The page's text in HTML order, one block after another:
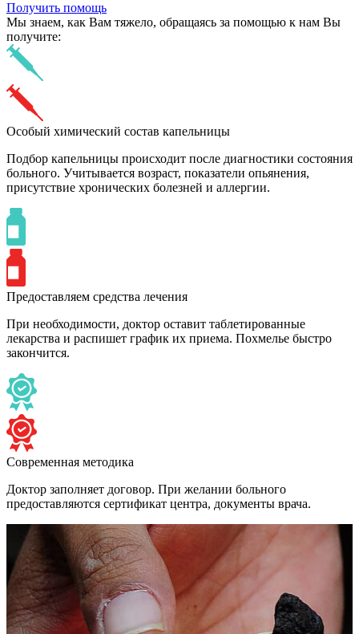
Получить помощь
Мы знаем, как Вам тяжело, обращаясь за помощью к нам Вы
получите:
Особый химический состав капельницы
Подбор капельницы происходит после диагностики состояния
больного. Учитывается возраст, показатели опьянения,
присутствие хронических болезней и аллергии.
Предоставляем средства лечения
При необходимости, доктор оставит таблетированные
лекарства и распишет график их приема. Похмелье быстро
закончится.
Современная методика
Доктор заполняет договор. При желании больного
предоставляются сертификат центра, документы врача.